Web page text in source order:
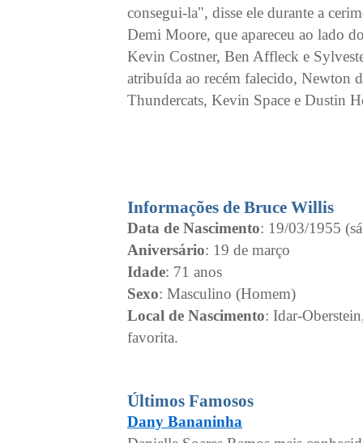
consegui-la", disse ele durante a
Demi Moore, que apareceu ao lado
Kevin Costner, Ben Affleck e
atribuída ao recém falecido, Newton
Thundercats, Kevin Space e Dustin
Informações de Bruce Willis
Data de Nascimento: 19/03/1955
Aniversário: 19 de março
Idade: 71 anos
Sexo: Masculino (Homem)
Local de Nascimento: Idar-
favorita.
Últimos Famosos
Dany Bananinha